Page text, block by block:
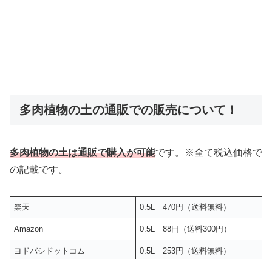
多肉植物の土の通販での販売について！
多肉植物の土は通販で購入が可能です。※全て税込価格で
の記載です。
楽天 0.5L 470円（送料無料）
Amazon 0.5L 88円（送料300円）
ヨドバシドットコム 0.5L 253円（送料無料）